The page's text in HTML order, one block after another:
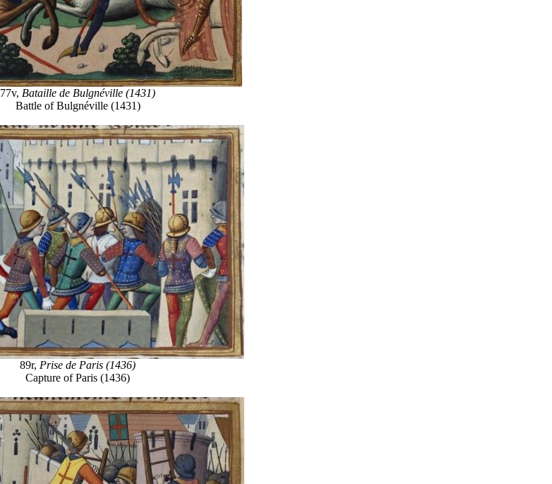
77v, Bataille de Bulgnéville (1431)
Battle of Bulgnéville (1431)
89r, Prise de Paris (1436)
Capture of Paris (1436)